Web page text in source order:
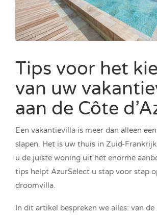
Tips voor het
van uw
aan de Côte
Een vakantievilla is meer dan alleen
slapen. Het is uw thuis in Zuid-
u de juiste woning uit het enorme
tips helpt AzurSelect u stap voor stap
droomvilla.
In dit artikel bespreken we alles: van